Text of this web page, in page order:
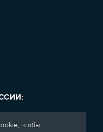
чтобы